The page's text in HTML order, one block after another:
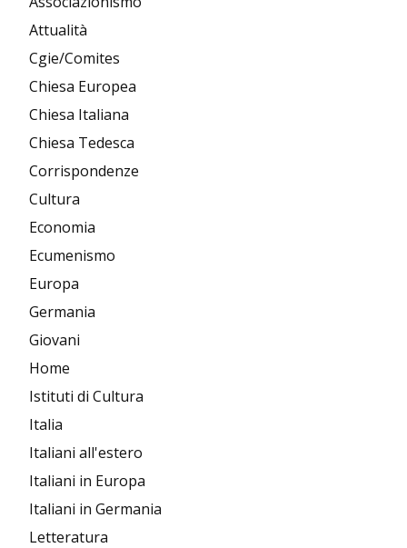
Attualità
Cgie/Comites
Chiesa Europea
Chiesa Italiana
Chiesa Tedesca
Corrispondenze
Cultura
Economia
Ecumenismo
Europa
Germania
Giovani
Home
Istituti di Cultura
Italia
Italiani all'estero
Italiani in Europa
Italiani in Germania
Letteratura